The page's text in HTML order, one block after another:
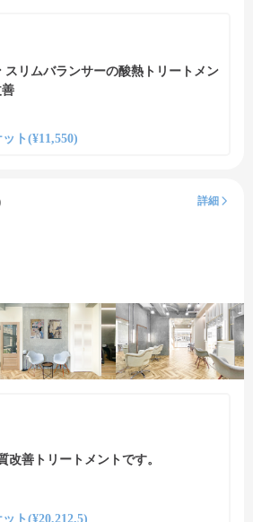
スリムバランサーの酸熱トリートメン
善
ト(¥11,550)
詳細
改善トリートメントです。
ト(¥20,212.5)